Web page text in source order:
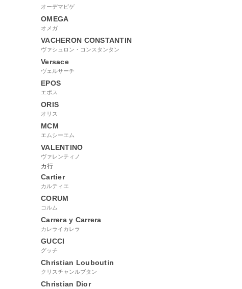
オーデマピゲ
OMEGA
オメガ
VACHERON CONSTANTIN
ヴァシュロン・コンスタンタン
Versace
ヴェルサーチ
EPOS
エポス
ORIS
オリス
MCM
エムシーエム
VALENTINO
ヴァレンティノ
カ行
Cartier
カルティエ
CORUM
コルム
Carrera y Carrera
カレライカレラ
GUCCI
グッチ
Christian Louboutin
クリスチャンルブタン
Christian Dior